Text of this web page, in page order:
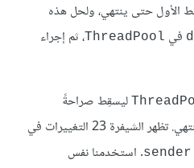
الأول حتى ينتهي، ولحل هذه
في ThreadPool، ثم إجراء
ليسقِط صراحةً
23 التغييرات في
sender. استخدمنا نفس